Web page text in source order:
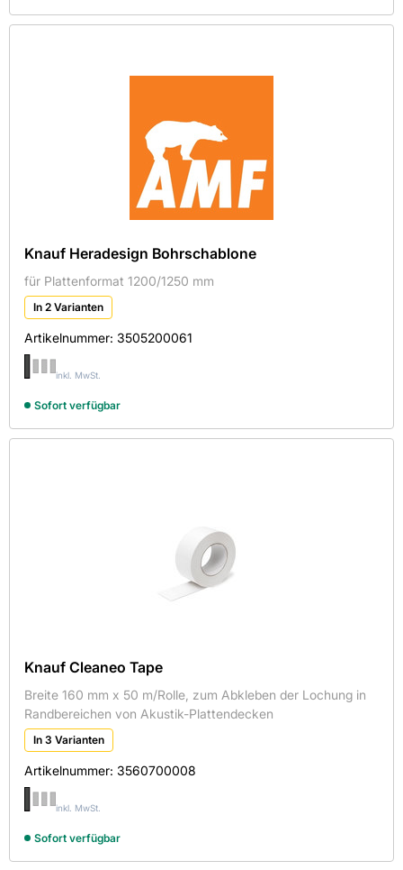
Knauf Heradesign Bohrschablone
für Plattenformat 1200/1250 mm
In 2 Varianten
Artikelnummer: 3505200061
inkl. MwSt.
Sofort verfügbar
Knauf Cleaneo Tape
Breite 160 mm x 50 m/Rolle, zum Abkleben der Lochung in
Randbereichen von Akustik-Plattendecken
In 3 Varianten
Artikelnummer: 3560700008
inkl. MwSt.
Sofort verfügbar